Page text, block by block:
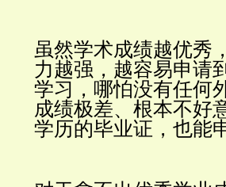
虽然学术成绩越优秀
力越强，越容易申请
学习，哪怕没有任何
成绩极差、根本不好
学历的毕业证，也能